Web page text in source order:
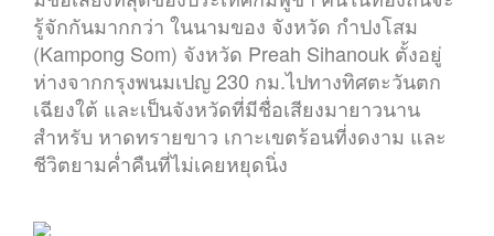
รู้จักกันมากกว่า ในนามของ จังหวัด กำปงโสม
(Kampong Som) จังหวัด Preah Sihanouk ตั้งอยู่
ห่างจากกรุงพนมเปญ 230 กม.ไปทางทิศตะวันตก
เฉียงใต้ และเป็นจังหวัดที่มีชื่อเสียงมายาวนาน
สำหรับ หาดทรายขาว เกาะเขตร้อนที่งดงาม และ
ชีวิตยามค่ำคืนที่ไม่เคยหยุดนิ่ง